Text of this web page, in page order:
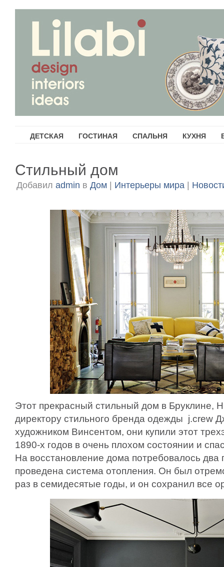
ДЕТСКАЯ ГОСТИНАЯ СПАЛЬНЯ КУХНЯ
Стильный дом
Добавил admin в Дом Интерьеры мира
Этот прекрасный стильный дом в Бруклине,
директору стильного бренда одежды j.crew
художником Винсентом, они купили этот
1890-х годов в очень плохом состоянии и
На восстановление дома потребовалось два
проведена система отопления. Он был
раз в семидесятые годы, и он сохранил все